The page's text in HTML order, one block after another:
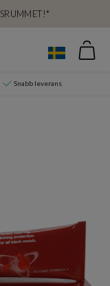
Snabb leverans